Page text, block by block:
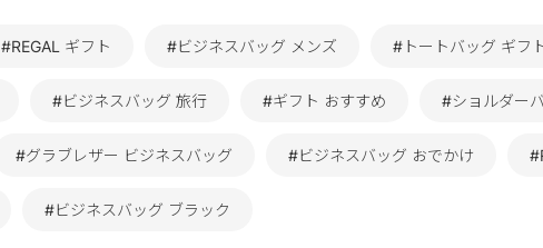
#REGAL ギフト #ビジネスバッグ メンズ #トートバッグ ギフ
#ビジネスバッグ 旅行 #ギフト おすすめ #ショルダー
#グラブレザー ビジネスバッグ #ビジネスバッグ おでかけ
#ビジネスバッグ ブラック